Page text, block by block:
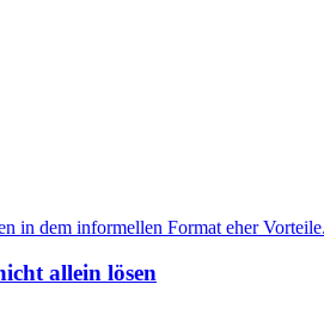
in dem informellen Format eher
allein lösen